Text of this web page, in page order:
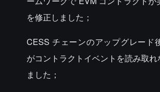
を修正しました；
CESS チェーンのアップグレード
がコントラクトイベントを読み取
ました；